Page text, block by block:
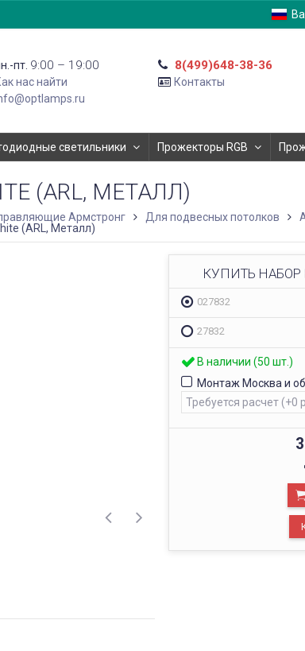
пт. 9:00 – 19:00
нас найти
8(499)648-38-36
Контакты
светильники Прожекторы RGB
(ARL, МЕТАЛЛ)
Армстронг Для подвесных потолков
(ARL, Металл)
КУПИТЬ НАБОР
027832
27832
В наличии (50 шт.)
Монтаж Москва и